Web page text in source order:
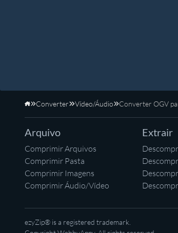
Início
Converter Vídeo/Áudio Converter OGV
Arquivo
Comprimir Arquivos
Comprimir Pasta
Comprimir Imagens
Comprimir Áudio/Vídeo
Extrair
ezyZip® is a registered trademark.